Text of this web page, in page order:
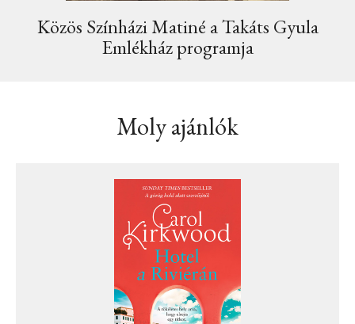
Közös Színházi Matiné a Takáts Gyula
Emlékház programja
Moly ajánlók